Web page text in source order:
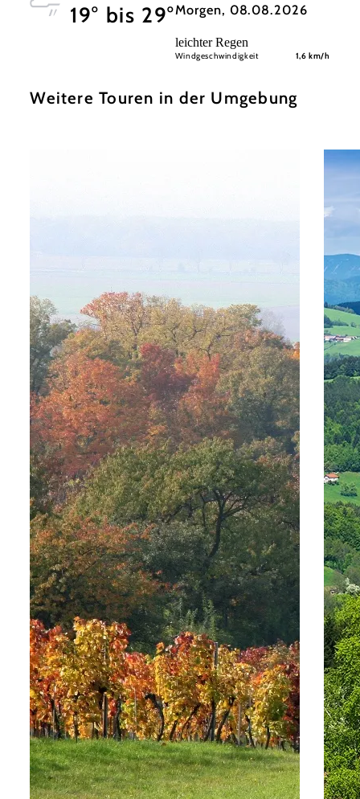
19° bis 29°Morgen, 08.08.2026
leichter Regen
Windgeschwindigkeit 1,6 km/h
Weitere Touren in der Umgebung